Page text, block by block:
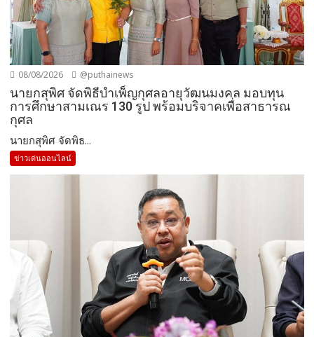
08/08/2026 @puthainews
นายกสุพิศ จัดพิธีบำเพ็ญกุศลอายุวัฒนมงคล มอบทุน
การศึกษาสามเณร 130 รูป พร้อมบริจาคเพื่อสาธารณ
กุศล
นายกสุพิศ จัดพิธ...
ข่าวเด่นออนไลน์